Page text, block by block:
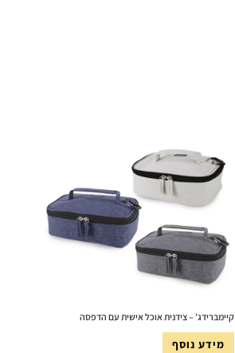
קיימברידג’ – צידנית אוכל אישית עם הדפסה
מידע נוסף